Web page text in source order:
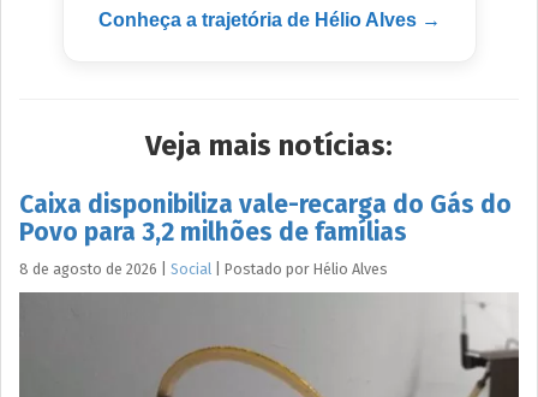
Conheça a trajetória de Hélio Alves →
Veja mais notícias:
Caixa disponibiliza vale-recarga do Gás do
Povo para 3,2 milhões de famílias
8 de agosto de 2026 Social Postado por Hélio Alves